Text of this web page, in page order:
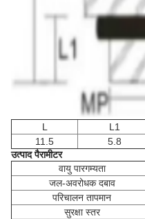
L L1
11.5
5.8
उत्पाद पैरामीटर
वायु पारगम्यता
जल-अवरोधक दबाव
परिचालन तापमान
सुरक्षा स्तर